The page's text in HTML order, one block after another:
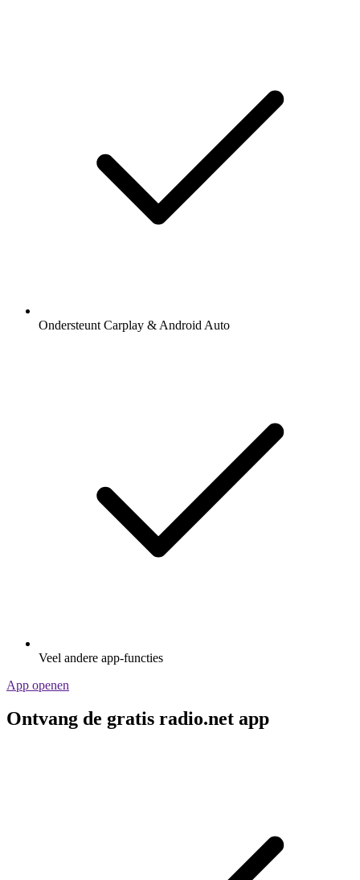
Ondersteunt Carplay & Android Auto
Veel andere app-functies
App openen
Ontvang de gratis radio.net app